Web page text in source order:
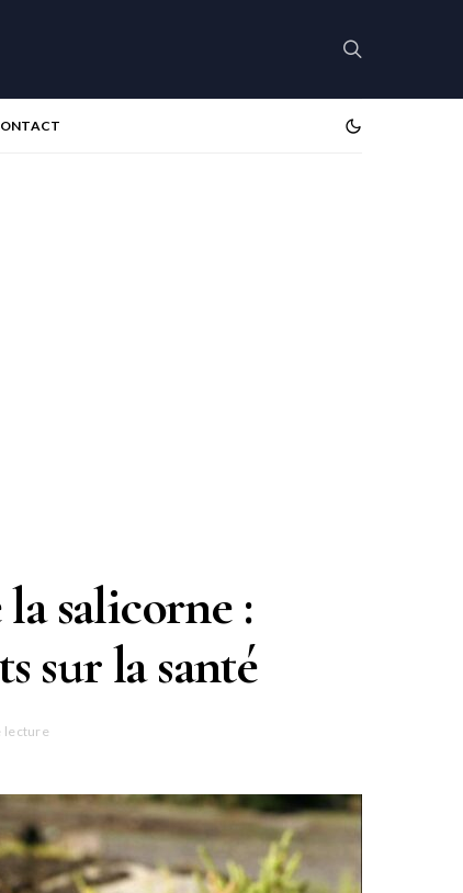
salicorne :
sur la santé
lecture